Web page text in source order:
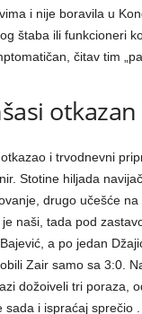
i nije boravila u
štaba ili funkcioneri
čitav tim
otkazan
i trvodnevni
Stotine hiljada
drugo učešće
naši, tada pod
a po jedan
Zair samo sa 3:0.
dožoiveli tri poraza,
i ispraćaj sprečio .